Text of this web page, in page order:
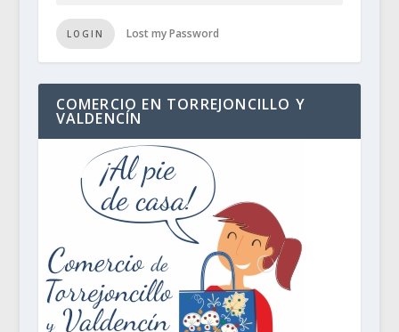
LOGIN Lost my Password
COMERCIO EN TORREJONCILLO Y
VALDENCÍN